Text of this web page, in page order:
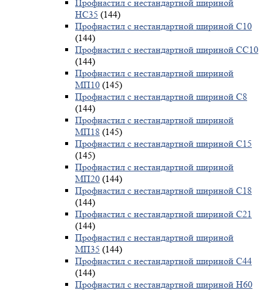
Профнастил с нестандартной шириной
НС35 (144)
Профнастил с нестандартной шириной С10
(144)
Профнастил с нестандартной шириной СС10
(144)
Профнастил с нестандартной шириной
МП10 (145)
Профнастил с нестандартной шириной С8
(144)
Профнастил с нестандартной шириной
МП18 (145)
Профнастил с нестандартной шириной С15
(145)
Профнастил с нестандартной шириной
МП20 (144)
Профнастил с нестандартной шириной С18
(144)
Профнастил с нестандартной шириной С21
(144)
Профнастил с нестандартной шириной
МП35 (144)
Профнастил с нестандартной шириной С44
(144)
Профнастил с нестандартной шириной Н60